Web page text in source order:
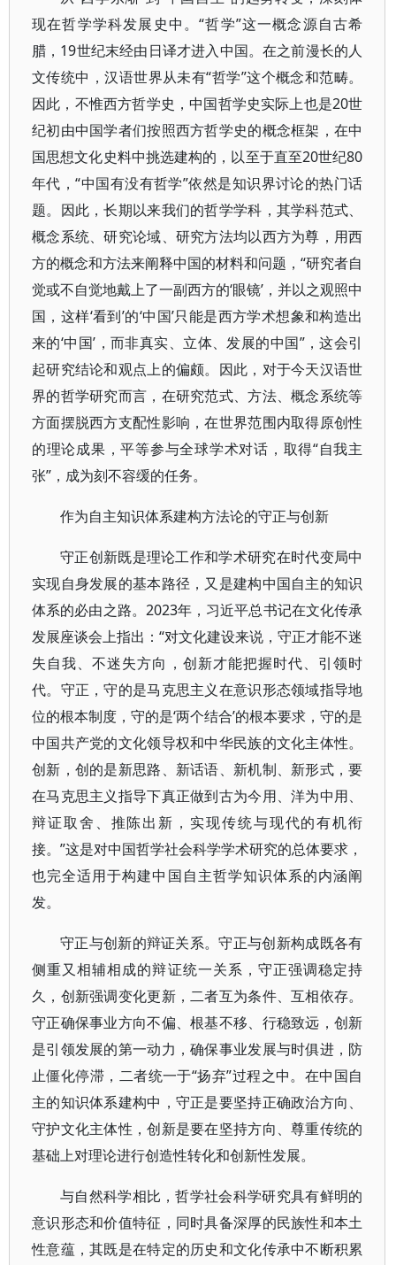
现在哲学学科发展史中。“哲学”这一概念源自古希
腊，19世纪末经由日译才进入中国。在之前漫长的人
文传统中，汉语世界从未有“哲学”这个概念和范畴。
因此，不惟西方哲学史，中国哲学史实际上也是20世
纪初由中国学者们按照西方哲学史的概念框架，在中
国思想文化史料中挑选建构的，以至于直至20世纪80
年代，“中国有没有哲学”依然是知识界讨论的热门话
题。因此，长期以来我们的哲学学科，其学科范式、
概念系统、研究论域、研究方法均以西方为尊，用西
方的概念和方法来阐释中国的材料和问题，“研究者自
觉或不自觉地戴上了一副西方的‘眼镜’，并以之观照中
国，这样‘看到’的‘中国’只能是西方学术想象和构造出
来的‘中国’，而非真实、立体、发展的中国”，这会引
起研究结论和观点上的偏颇。因此，对于今天汉语世
界的哲学研究而言，在研究范式、方法、概念系统等
方面摆脱西方支配性影响，在世界范围内取得原创性
的理论成果，平等参与全球学术对话，取得“自我主
张”，成为刻不容缓的任务。
作为自主知识体系建构方法论的守正与创新
守正创新既是理论工作和学术研究在时代变局中
实现自身发展的基本路径，又是建构中国自主的知识
体系的必由之路。2023年，习近平总书记在文化传承
发展座谈会上指出：“对文化建设来说，守正才能不迷
失自我、不迷失方向，创新才能把握时代、引领时
代。守正，守的是马克思主义在意识形态领域指导地
位的根本制度，守的是‘两个结合’的根本要求，守的是
中国共产党的文化领导权和中华民族的文化主体性。
创新，创的是新思路、新话语、新机制、新形式，要
在马克思主义指导下真正做到古为今用、洋为中用、
辩证取舍、推陈出新，实现传统与现代的有机衔
接。”这是对中国哲学社会科学学术研究的总体要求，
也完全适用于构建中国自主哲学知识体系的内涵阐
发。
守正与创新的辩证关系。守正与创新构成既各有
侧重又相辅相成的辩证统一关系，守正强调稳定持
久，创新强调变化更新，二者互为条件、互相依存。
守正确保事业方向不偏、根基不移、行稳致远，创新
是引领发展的第一动力，确保事业发展与时俱进，防
止僵化停滞，二者统一于“扬弃”过程之中。在中国自
主的知识体系建构中，守正是要坚持正确政治方向、
守护文化主体性，创新是要在坚持方向、尊重传统的
基础上对理论进行创造性转化和创新性发展。
与自然科学相比，哲学社会科学研究具有鲜明的
意识形态和价值特征，同时具备深厚的民族性和本土
性意蕴，其既是在特定的历史和文化传承中不断积累